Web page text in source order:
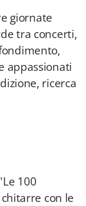
giornate
tra concerti,
appassionati
ricerca
100
con le